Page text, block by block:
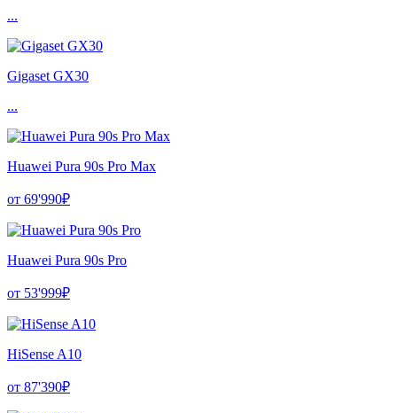
...
Gigaset GX30
...
Huawei Pura 90s Pro Max
от 69'990₽
Huawei Pura 90s Pro
от 53'999₽
HiSense A10
от 87'390₽